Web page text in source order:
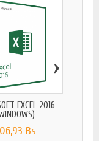
EXCEL 2016
Bs
›